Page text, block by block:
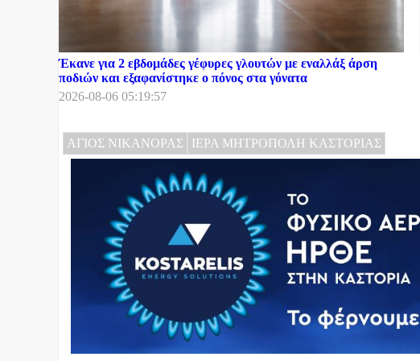
Έκανε για 2 εβδομάδες γέφυρες γλουτών με εναλλάξ άρση
ποδιών και εξαφανίστηκε ο πόνος στα γόνατα
2026-08-06 05:19:57
ΑΓΙΟΣ ΝΙΚΑΝΟΡΑΣ ΙΕΡΑ ΜΗΤΡΟΠΟΛΗ ΚΑΣΤΟΡΙΑΣ